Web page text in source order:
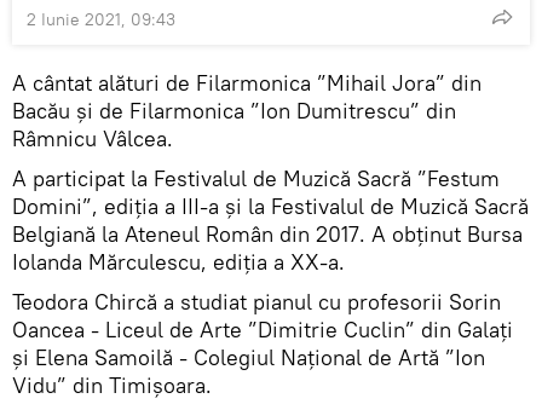
2 Iunie 2021, 09:43
A cântat alături de Filarmonica ”Mihail Jora” din
Bacău și de Filarmonica ”Ion Dumitrescu” din
Râmnicu Vâlcea.
A participat la Festivalul de Muzică Sacră ”Festum
Domini”, ediția a III-a și la Festivalul de Muzică Sacră
Belgiană la Ateneul Român din 2017. A obținut Bursa
Iolanda Mărculescu, ediția a XX-a.
Teodora Chircă a studiat pianul cu profesorii Sorin
Oancea - Liceul de Arte ”Dimitrie Cuclin” din Galați
și Elena Samoilă - Colegiul Național de Artă ”Ion
Vidu” din Timișoara.